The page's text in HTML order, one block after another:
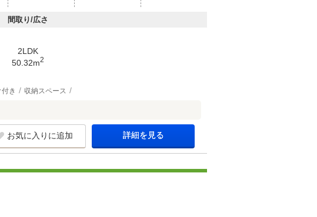
間取り/広さ
2LDK
50.32m2
き 収納スペース
お気に入りに追加 詳細を見る